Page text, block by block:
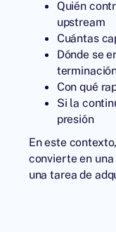
Quién
upstream
Cuántas
Dónde se
Con qué
Si la
presión
En este
convierte en
una tarea de